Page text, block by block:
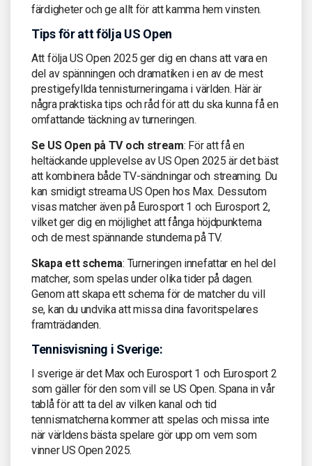
färdigheter och ge allt för att kamma hem vinsten.
Tips för att följa US Open
Att följa US Open 2025 ger dig en chans att vara en
del av spänningen och dramatiken i en av de mest
prestigefyllda tennisturneringarna i världen. Här är
några praktiska tips och råd för att du ska kunna få en
omfattande täckning av turneringen.
Se US Open på TV och stream: För att få en
heltäckande upplevelse av US Open 2025 är det bäst
att kombinera både TV-sändningar och streaming. Du
kan smidigt streama US Open hos Max. Dessutom
visas matcher även på Eurosport 1 och Eurosport 2,
vilket ger dig en möjlighet att fånga höjdpunkterna
och de mest spännande stunderna på TV.
Skapa ett schema: Turneringen innefattar en hel del
matcher, som spelas under olika tider på dagen.
Genom att skapa ett schema för de matcher du vill
se, kan du undvika att missa dina favoritspelares
framträdanden.
Tennisvisning i Sverige:
I sverige är det Max och Eurosport 1 och Eurosport 2
som gäller för den som vill se US Open. Spana in vår
tablå för att ta del av vilken kanal och tid
tennismatcherna kommer att spelas och missa inte
när världens bästa spelare gör upp om vem som
vinner US Open 2025.